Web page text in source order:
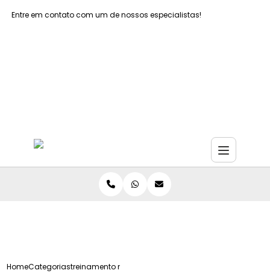
Entre em contato com um de nossos especialistas!
HomeCategoriastreinamento normas regulamentadoras